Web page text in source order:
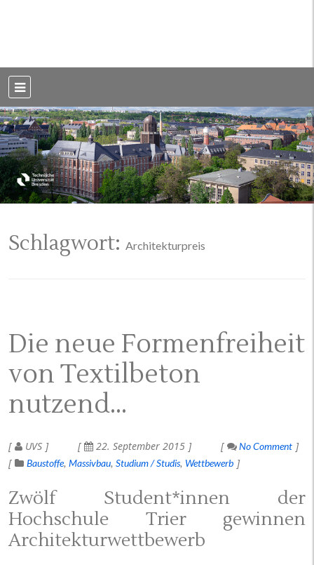
Dresden
Schlagwort: Architekturpreis
Die neue Formenfreiheit
von Textilbeton
nutzend…
UVS 22. September 2015
No Comment
Baustoffe Massivbau Studium / Studis Wettbewerb
Zwölf Student*innen der
Hochschule Trier gewinnen
Architekturwettbewerb